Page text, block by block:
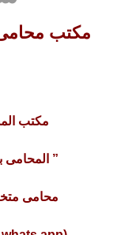
مكتب
مكتب
” المحامى
محامى